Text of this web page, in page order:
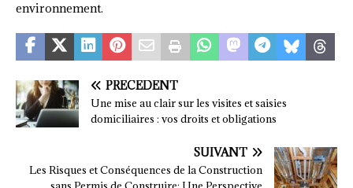
environnement.
PRÉCÉDENT
Une mise au clair sur les visites et saisies
domiciliaires : vos droits et obligations
SUIVANT
Les Risques et Conséquences de la Construction